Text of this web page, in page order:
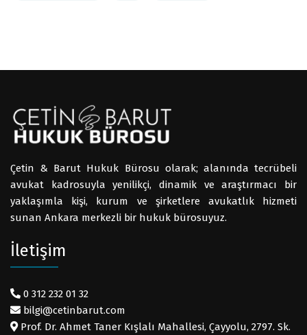
Çetin & Barut Hukuk Bürosu olarak; alanında tecrübeli
avukat kadrosuyla yenilikçi, dinamik ve araştırmacı bir
yaklaşımla kişi, kurum ve şirketlere avukatlık hizmeti
sunan Ankara merkezli bir hukuk bürosuyuz.
İletişim
0 312 232 01 32
bilgi@cetinbarut.com
Prof. Dr. Ahmet Taner Kışlalı Mahallesi, Çayyolu, 2797. Sk.